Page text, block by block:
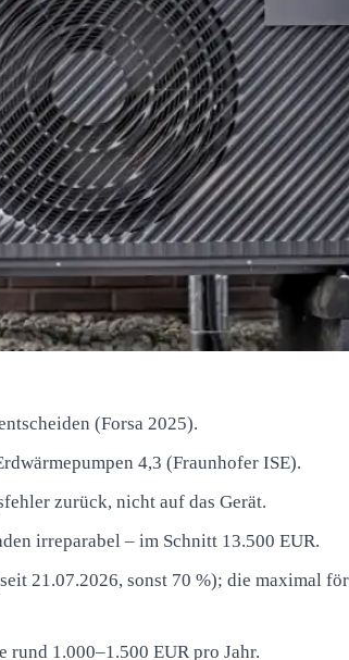
(Forsa 2025).
4,3 (Fraunhofer ISE).
zurück, nicht auf das Gerät.
irreparabel – im Schnitt 13.500 EUR.
21.07.2026, sonst 70 %); die maximal
rund 1.000–1.500 EUR pro Jahr.